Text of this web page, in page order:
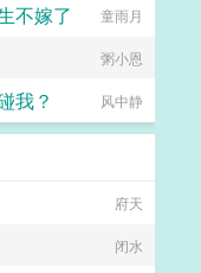
不嫁了 童雨月
粥小恩
我？ 风中静
府天
闭水